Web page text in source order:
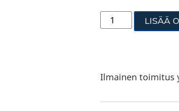
LISÄÄ
Ilmainen toimitus